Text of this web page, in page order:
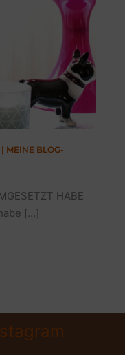
MEINE BLOG-
HABE
[…]